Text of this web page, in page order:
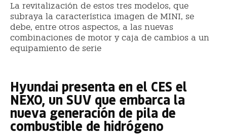
La revitalización de estos tres modelos, que
subraya la característica imagen de MINI, se
debe, entre otros aspectos, a las nuevas
combinaciones de motor y caja de cambios a un
equipamiento de serie
Hyundai presenta en el CES el
NEXO, un SUV que embarca la
nueva generación de pila de
combustible de hidrógeno